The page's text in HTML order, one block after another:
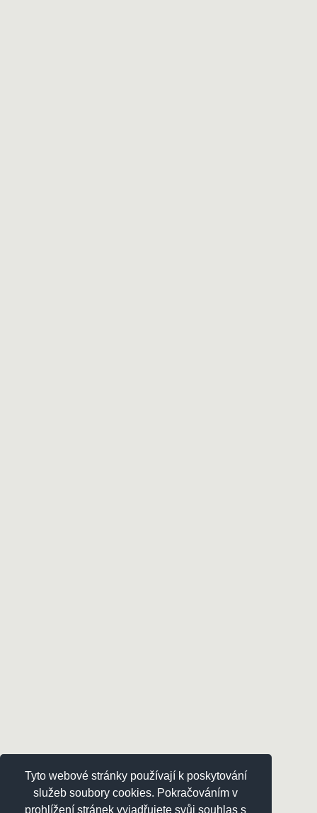
Tyto webové stránky používají k poskytování
služeb soubory cookies. Pokračováním v
prohlížení stránek vyjadřujete svůj souhlas s